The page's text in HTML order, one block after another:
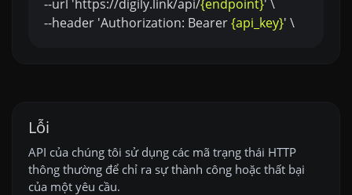
--url 'https://digily.link/api/{endpoint}' \
--header 'Authorization: Bearer{api_key}' \
Lỗi
API của chúng tôi sử dụng các mã trạng thái HTTP
thông thường để chỉ ra sự thành công hoặc thất bại
của một yêu cầu.